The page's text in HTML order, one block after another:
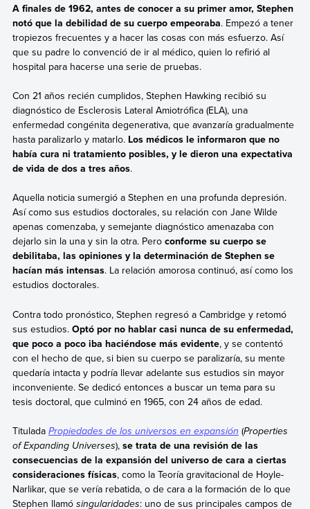
A finales de 1962, antes de conocer a su primer amor, Stephen
notó que la debilidad de su cuerpo empeoraba. Empezó a tener
tropiezos frecuentes y a hacer las cosas con más esfuerzo. Así
que su padre lo convenció de ir al médico, quien lo refirió al
hospital para hacerse una serie de pruebas.
Con 21 años recién cumplidos, Stephen Hawking recibió su
diagnóstico de Esclerosis Lateral Amiotrófica (ELA), una
enfermedad congénita degenerativa, que avanzaría gradualmente
hasta paralizarlo y matarlo. Los médicos le informaron que no
había cura ni tratamiento posibles, y le dieron una expectativa
de vida de dos a tres años.
Aquella noticia sumergió a Stephen en una profunda depresión.
Así como sus estudios doctorales, su relación con Jane Wilde
apenas comenzaba, y semejante diagnóstico amenazaba con
dejarlo sin la una y sin la otra. Pero conforme su cuerpo se
debilitaba, las opiniones y la determinación de Stephen se
hacían más intensas. La relación amorosa continuó, así como los
estudios doctorales.
Contra todo pronóstico, Stephen regresó a Cambridge y retomó
sus estudios. Optó por no hablar casi nunca de su enfermedad,
que poco a poco iba haciéndose más evidente, y se contentó
con el hecho de que, si bien su cuerpo se paralizaría, su mente
quedaría intacta y podría llevar adelante sus estudios sin mayor
inconveniente. Se dedicó entonces a buscar un tema para su
tesis doctoral, que culminó en 1965, con 24 años de edad.
Titulada Propiedades de los universos en expansión (Properties
of Expanding Universes), se trata de una revisión de las
consecuencias de la expansión del universo de cara a ciertas
consideraciones físicas, como la Teoría gravitacional de Hoyle-
Narlikar, que se vería rebatida, o de cara a la formación de lo que
Stephen llamó singularidades: uno de sus principales campos de